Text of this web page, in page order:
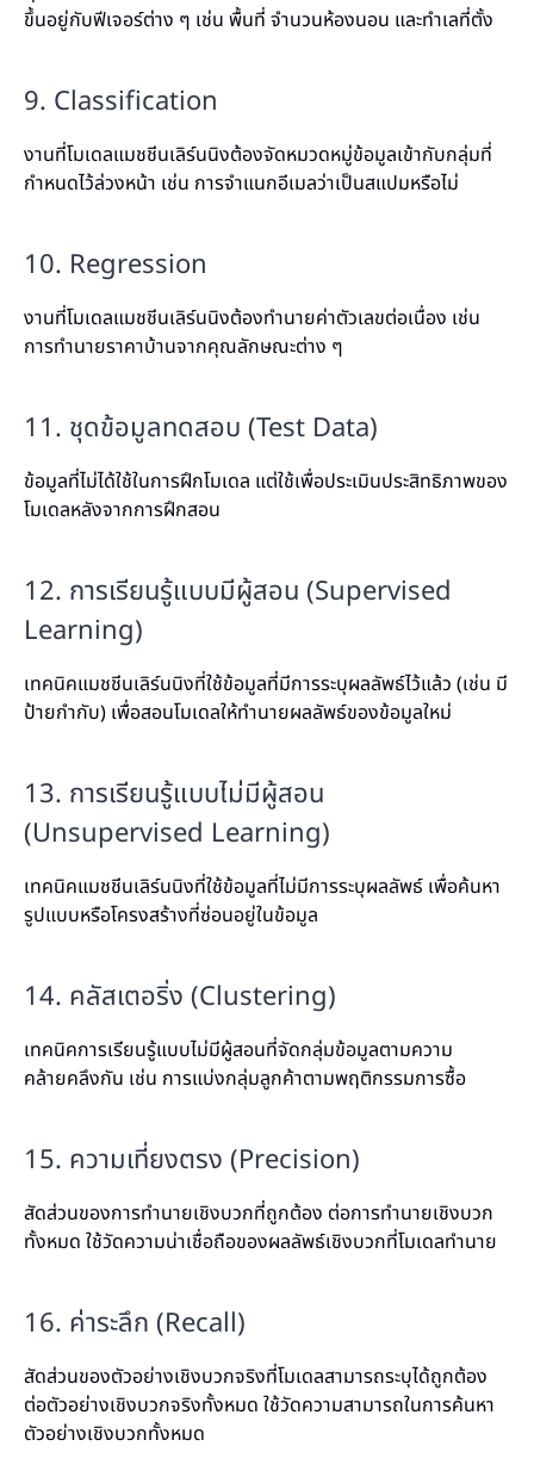
ขึ้นอยู่กับฟีเจอร์ต่าง ๆ เช่น พื้นที่ จำนวนห้องนอน และทำเลที่ตั้ง
9. Classification
งานที่โมเดลแมชชีนเลิร์นนิงต้องจัดหมวดหมู่ข้อมูลเข้ากับกลุ่มที่
กำหนดไว้ล่วงหน้า เช่น การจำแนกอีเมลว่าเป็นสแปมหรือไม่
10. Regression
งานที่โมเดลแมชชีนเลิร์นนิงต้องทำนายค่าตัวเลขต่อเนื่อง เช่น
การทำนายราคาบ้านจากคุณลักษณะต่าง ๆ
11. ชุดข้อมูลทดสอบ (Test Data)
ข้อมูลที่ไม่ได้ใช้ในการฝึกโมเดล แต่ใช้เพื่อประเมินประสิทธิภาพของ
โมเดลหลังจากการฝึกสอน
12. การเรียนรู้แบบมีผู้สอน (Supervised
Learning)
เทคนิคแมชชีนเลิร์นนิงที่ใช้ข้อมูลที่มีการระบุผลลัพธ์ไว้แล้ว (เช่น มี
ป้ายกำกับ) เพื่อสอนโมเดลให้ทำนายผลลัพธ์ของข้อมูลใหม่
13. การเรียนรู้แบบไม่มีผู้สอน
(Unsupervised Learning)
เทคนิคแมชชีนเลิร์นนิงที่ใช้ข้อมูลที่ไม่มีการระบุผลลัพธ์ เพื่อค้นหา
รูปแบบหรือโครงสร้างที่ซ่อนอยู่ในข้อมูล
14. คลัสเตอริ่ง (Clustering)
เทคนิคการเรียนรู้แบบไม่มีผู้สอนที่จัดกลุ่มข้อมูลตามความ
คล้ายคลึงกัน เช่น การแบ่งกลุ่มลูกค้าตามพฤติกรรมการซื้อ
15. ความเที่ยงตรง (Precision)
สัดส่วนของการทำนายเชิงบวกที่ถูกต้อง ต่อการทำนายเชิงบวก
ทั้งหมด ใช้วัดความน่าเชื่อถือของผลลัพธ์เชิงบวกที่โมเดลทำนาย
16. ค่าระลึก (Recall)
สัดส่วนของตัวอย่างเชิงบวกจริงที่โมเดลสามารถระบุได้ถูกต้อง
ต่อตัวอย่างเชิงบวกจริงทั้งหมด ใช้วัดความสามารถในการค้นหา
ตัวอย่างเชิงบวกทั้งหมด